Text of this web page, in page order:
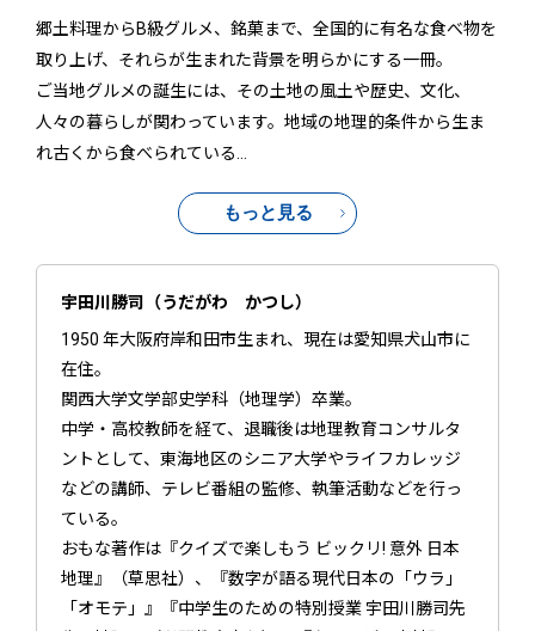
郷土料理からB級グルメ、銘菓まで、全国的に有名な食べ物を
取り上げ、それらが生まれた背景を明らかにする一冊。
ご当地グルメの誕生には、その土地の風土や歴史、文化、
人々の暮らしが関わっています。地域の地理的条件から生ま
れ古くから食べられている
もっと見る
宇田川勝司（うだがわ かつし）
1950 年大阪府岸和田市生まれ、現在は愛知県犬山市に
在住。
関西大学文学部史学科（地理学）卒業。
中学・高校教師を経て、退職後は地理教育コンサルタ
ントとして、東海地区のシニア大学やライフカレッジ
などの講師、テレビ番組の監修、執筆活動などを行っ
ている。
おもな著作は『クイズで楽しもう ビックリ! 意外 日本
地理』（草思社）、『数字が語る現代日本の「ウラ」
「オモテ」』『中学生のための特別授業 宇田川勝司先